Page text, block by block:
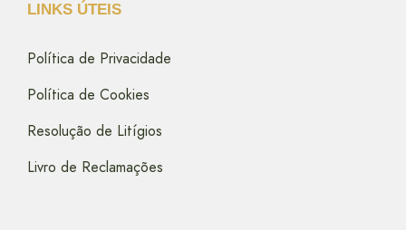
LINKS ÚTEIS
Política de Privacidade
Política de Cookies
Resolução de Litígios
Livro de Reclamações